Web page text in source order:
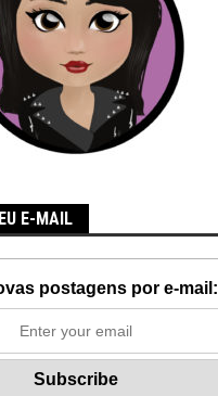
E-MAIL
postagens por e-mail: